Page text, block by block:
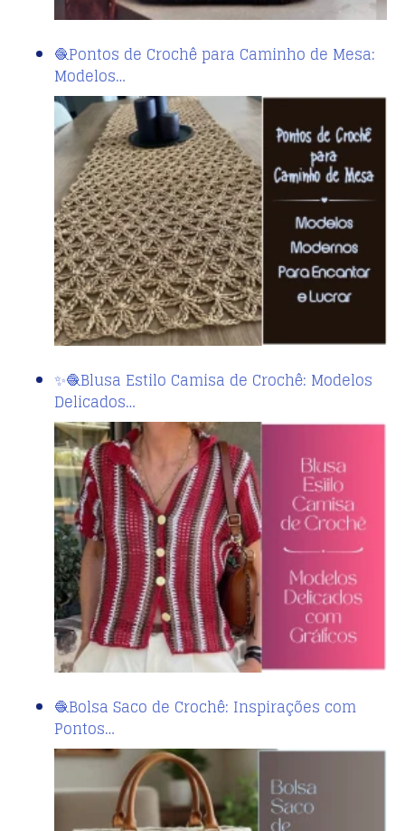
🧶Pontos de Crochê para Caminho de Mesa:
Modelos…
✨🧶Blusa Estilo Camisa de Crochê: Modelos
Delicados…
🧶Bolsa Saco de Crochê: Inspirações com
Pontos…